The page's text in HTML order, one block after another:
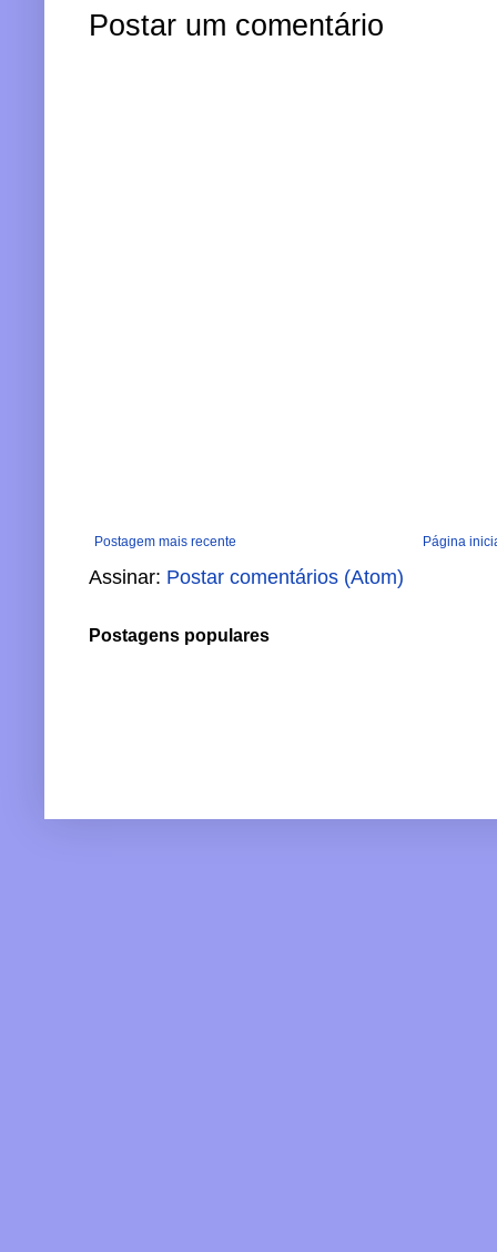
Postar um comentário
Postagem mais recente Página
Assinar: Postar comentários (Atom)
Postagens populares